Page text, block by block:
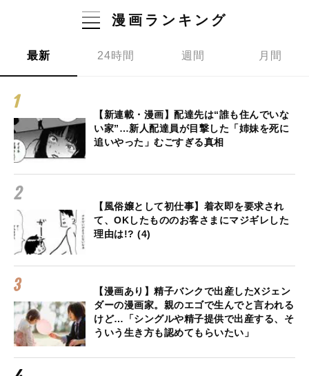
漫画ランキング
最新 24時間 週間 月間
【新連載・漫画】配達先は“誰も住んでいな
い家”…新人配達員が目撃した「姉妹を死に
追いやった」むごすぎる真相
【風俗嬢として初仕事】着衣即を要求され
て、OKしたもののお客さまにマジギレした
理由は!? (4)
【漫画あり】精子バンクで出産したXジェン
ダーの漫画家。親のエゴで生んでと言われる
けど…「シングルや精子提供で出産する、そ
ういう生き方も認めてもらいたい」